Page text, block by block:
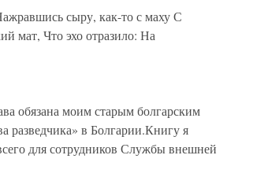
сыру, как-то с маху С
мат, Что эхо отразило: На
обязана моим старым болгарским
разведчика» в Болгарии.Книгу я
для сотрудников Службы внешней